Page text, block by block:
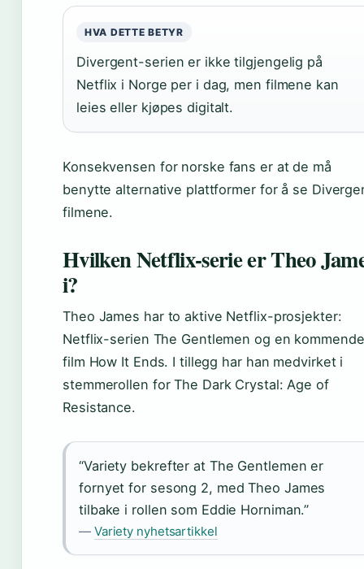
HVA DETTE BETYR
Divergent-serien er ikke tilgjengelig på
Netflix i Norge per i dag, men filmene kan
leies eller kjøpes digitalt.
Konsekvensen for norske fans er at de må
benytte alternative plattformer for å se
filmene.
Hvilken Netflix-serie er Theo
i?
Theo James har to aktive Netflix-prosjekter:
Netflix-serien The Gentlemen og en kommende
film How It Ends. I tillegg har han medvirket i
stemmerollen for The Dark Crystal: Age of
Resistance.
“Variety bekrefter at The Gentlemen er
fornyet for sesong 2, med Theo James
tilbake i rollen som Eddie Horniman.”
— Variety nyhetsartikkel